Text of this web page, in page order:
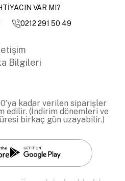
VAR MI?
0212 291 50 49
Bilgileri
kadar verilen siparişler
edilir. (İndirim dönemleri ve
birkaç gün uzayabilir.)